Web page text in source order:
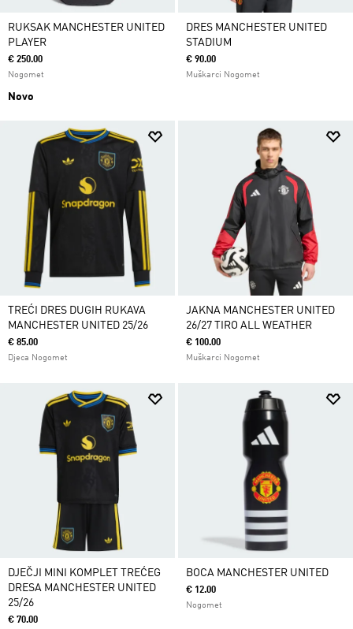
RUKSAK MANCHESTER UNITED
PLAYER
€ 250.00
Nogomet
Novo
DRES MANCHESTER UNITED
STADIUM
€ 90.00
Muškarci Nogomet
TREĆI DRES DUGIH RUKAVA
MANCHESTER UNITED 25/26
€ 85.00
Djeca Nogomet
JAKNA MANCHESTER UNITED
26/27 TIRO ALL WEATHER
€ 100.00
Muškarci Nogomet
DJEČJI MINI KOMPLET TREĆEG
DRESA MANCHESTER UNITED
25/26
€ 70.00
BOCA MANCHESTER UNITED
€ 12.00
Nogomet